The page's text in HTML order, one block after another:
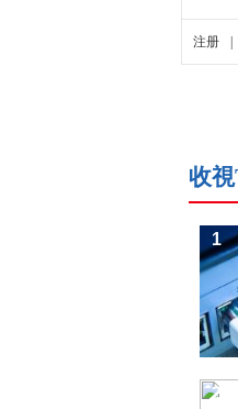
收
1
2